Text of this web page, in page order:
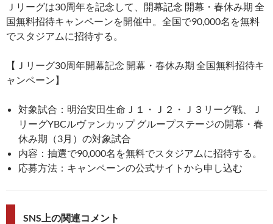
Ｊリーグは30周年を記念して、開幕記念 開幕・春休み期 全
国無料招待キャンペーンを開催中。全国で90,000名を無料
でスタジアムに招待する。
【Ｊリーグ30周年開幕記念 開幕・春休み期 全国無料招待キ
ャンペーン】
対象試合：明治安田生命Ｊ１・Ｊ２・Ｊ３リーグ戦、Ｊ
リーグYBCルヴァンカップ グループステージの開幕・春
休み期（3月）の対象試合
内容：抽選で90,000名を無料でスタジアムに招待する。
応募方法：キャンペーンの公式サイトから申し込む
SNS上の関連コメント